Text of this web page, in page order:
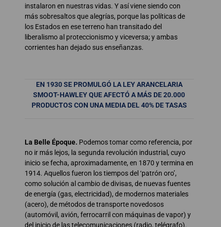
instalaron en nuestras vidas. Y así viene siendo con
más sobresaltos que alegrías, porque las políticas de
los Estados en ese terreno han transitado del
liberalismo al proteccionismo y viceversa; y ambas
corrientes han dejado sus enseñanzas.
EN 1930 SE PROMULGÓ LA LEY ARANCELARIA
SMOOT-HAWLEY QUE AFECTÓ A MÁS DE 20.000
PRODUCTOS CON UNA MEDIA DEL 40% DE TASAS
La Belle Époque. Podemos tomar como referencia, por
no ir más lejos, la segunda revolución industrial, cuyo
inicio se fecha, aproximadamente, en 1870 y termina en
1914. Aquellos fueron los tiempos del ‘patrón oro’,
como solución al cambio de divisas, de nuevas fuentes
de energía (gas, electricidad), de modernos materiales
(acero), de métodos de transporte novedosos
(automóvil, avión, ferrocarril con máquinas de vapor) y
del inicio de las telecomunicaciones (radio, telégrafo).